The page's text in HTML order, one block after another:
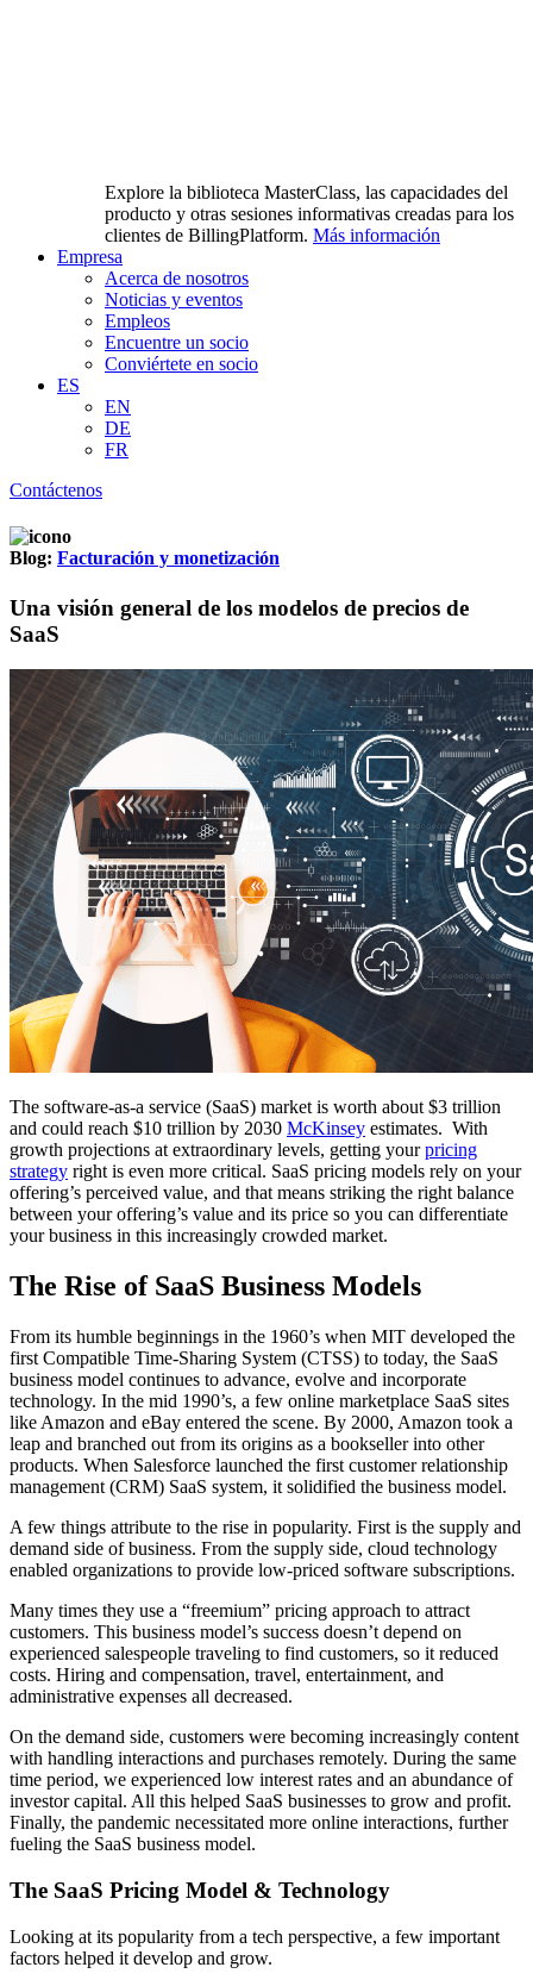
Explore la biblioteca MasterClass, las capacidades del
producto y otras sesiones informativas creadas para los
clientes de BillingPlatform. Más información
Empresa
Acerca de nosotros
Noticias y eventos
Empleos
Encuentre un socio
Conviértete en socio
ES
EN
DE
FR
Contáctenos
Blog: Facturación y monetización
Una visión general de los modelos de precios de
SaaS
The software-as-a service (SaaS) market is worth about $3 trillion
and could reach $10 trillion by 2030 McKinsey estimates. With
growth projections at extraordinary levels, getting yourpricing
strategy right is even more critical. SaaS pricing models rely on your
offering’s perceived value, and that means striking the right balance
between your offering’s value and its price so you can differentiate
your business in this increasingly crowded market.
The Rise of SaaS Business Models
From its humble beginnings in the 1960’s when MIT developed the
first Compatible Time-Sharing System (CTSS) to today, the SaaS
business model continues to advance, evolve and incorporate
technology. In the mid 1990’s, a few online marketplace SaaS sites
like Amazon and eBay entered the scene. By 2000, Amazon took a
leap and branched out from its origins as a bookseller into other
products. When Salesforce launched the first customer relationship
management (CRM) SaaS system, it solidified the business model.
A few things attribute to the rise in popularity. First is the supply and
demand side of business. From the supply side, cloud technology
enabled organizations to provide low-priced software subscriptions.
Many times they use a “freemium” pricing approach to attract
customers. This business model’s success doesn’t depend on
experienced salespeople traveling to find customers, so it reduced
costs. Hiring and compensation, travel, entertainment, and
administrative expenses all decreased.
On the demand side, customers were becoming increasingly content
with handling interactions and purchases remotely. During the same
time period, we experienced low interest rates and an abundance of
investor capital. All this helped SaaS businesses to grow and profit.
Finally, the pandemic necessitated more online interactions, further
fueling the SaaS business model.
The SaaS Pricing Model & Technology
Looking at its popularity from a tech perspective, a few important
factors helped it develop and grow.